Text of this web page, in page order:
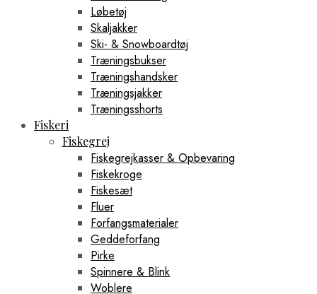
Løbetøj
Skaljakker
Ski- & Snowboardtøj
Træningsbukser
Træningshandsker
Træningsjakker
Træningsshorts
Fiskeri
Fiskegrej
Fiskegrejkasser & Opbevaring
Fiskekroge
Fiskesæt
Fluer
Forfangsmaterialer
Geddeforfang
Pirke
Spinnere & Blink
Woblere